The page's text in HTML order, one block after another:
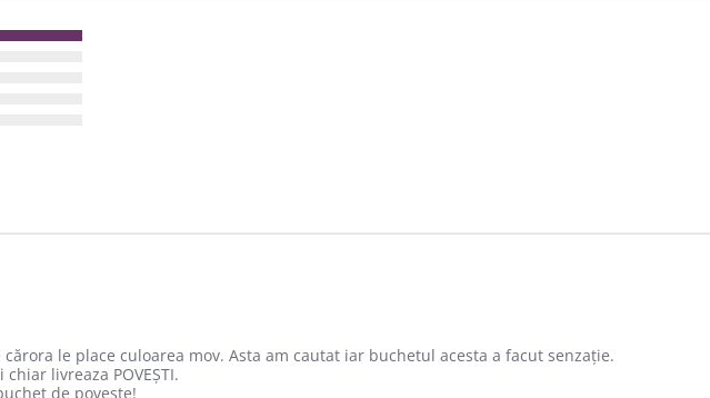
le place culoarea mov. Asta am cautat iar buchetul acesta a facut senzație.
livreaza POVEȘTI.
de poveste!